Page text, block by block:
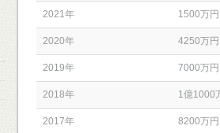
2021年 1500万円
2020年 4250万円
2019年 7000万円
2018年 1億1000
2017年 8200万円